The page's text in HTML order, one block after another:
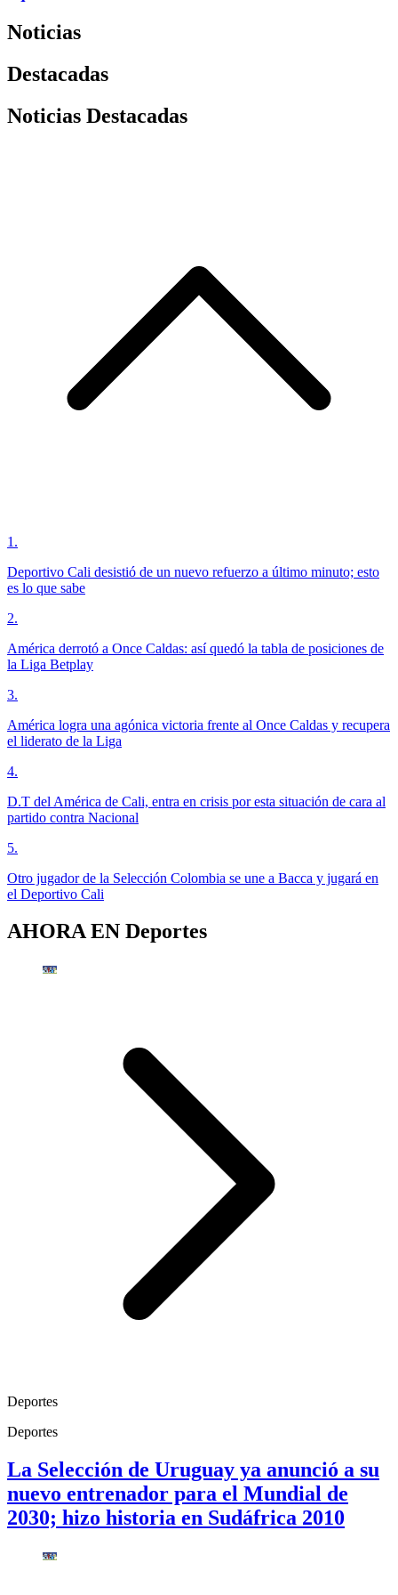
Noticias
Destacadas
Noticias Destacadas
1 .
Deportivo Cali desistió de un nuevo refuerzo a último minuto; esto
es lo que sabe
2.
América derrotó a Once Caldas: así quedó la tabla de posiciones de
la Liga Betplay
3.
América logra una agónica victoria frente al Once Caldas y recupera
el liderato de la Liga
4.
D.T del América de Cali, entra en crisis por esta situación de cara al
partido contra Nacional
5.
Otro jugador de la Selección Colombia se une a Bacca y jugará en
el Deportivo Cali
AHORA EN Deportes
Deportes
Deportes
La Selección de Uruguay ya anunció a su
nuevo entrenador para el Mundial de
2030; hizo historia en Sudáfrica 2010